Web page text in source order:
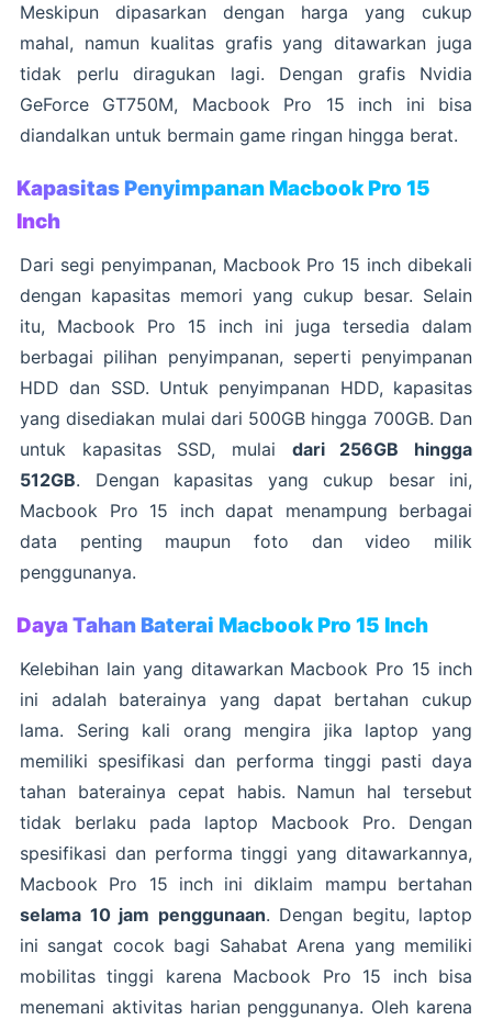
Meskipun dipasarkan dengan harga yang cukup
mahal, namun kualitas grafis yang ditawarkan juga
tidak perlu diragukan lagi. Dengan grafis Nvidia
GeForce GT750M, Macbook Pro 15 inch ini bisa
diandalkan untuk bermain game ringan hingga berat.
Kapasitas Penyimpanan Macbook Pro 15
Inch
Dari segi penyimpanan, Macbook Pro 15 inch dibekali
dengan kapasitas memori yang cukup besar. Selain
itu, Macbook Pro 15 inch ini juga tersedia dalam
berbagai pilihan penyimpanan, seperti penyimpanan
HDD dan SSD. Untuk penyimpanan HDD, kapasitas
yang disediakan mulai dari 500GB hingga 700GB. Dan
untuk kapasitas SSD, mulai dari 256GB hingga
512GB. Dengan kapasitas yang cukup besar ini,
Macbook Pro 15 inch dapat menampung berbagai
data penting maupun foto dan video milik
penggunanya.
Daya Tahan Baterai Macbook Pro 15 Inch
Kelebihan lain yang ditawarkan Macbook Pro 15 inch
ini adalah baterainya yang dapat bertahan cukup
lama. Sering kali orang mengira jika laptop yang
memiliki spesifikasi dan performa tinggi pasti daya
tahan baterainya cepat habis. Namun hal tersebut
tidak berlaku pada laptop Macbook Pro. Dengan
spesifikasi dan performa tinggi yang ditawarkannya,
Macbook Pro 15 inch ini diklaim mampu bertahan
selama 10 jam penggunaan. Dengan begitu, laptop
ini sangat cocok bagi Sahabat Arena yang memiliki
mobilitas tinggi karena Macbook Pro 15 inch bisa
menemani aktivitas harian penggunanya. Oleh karena